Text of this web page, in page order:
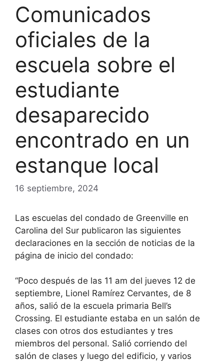
Comunicados
oficiales de la
escuela sobre el
estudiante
desaparecido
encontrado en un
estanque local
16 septiembre, 2024
Las escuelas del condado de Greenville en
Carolina del Sur publicaron las siguientes
declaraciones en la sección de noticias de la
página de inicio del condado:
“Poco después de las 11 am del jueves 12 de
septiembre, Lionel Ramírez Cervantes, de 8
años, salió de la escuela primaria Bell’s
Crossing. El estudiante estaba en un salón de
clases con otros dos estudiantes y tres
miembros del personal. Salió corriendo del
salón de clases y luego del edificio, y varios